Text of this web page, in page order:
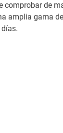
comprobar de
amplia gama